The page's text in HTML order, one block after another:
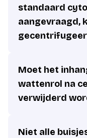
standaard
aangevraagd,
Moet het
wattenrol na
verwijderd
Niet alle